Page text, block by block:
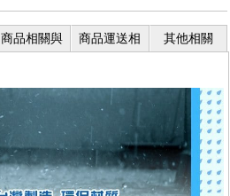
商品相關與
商品運送相
其他相關